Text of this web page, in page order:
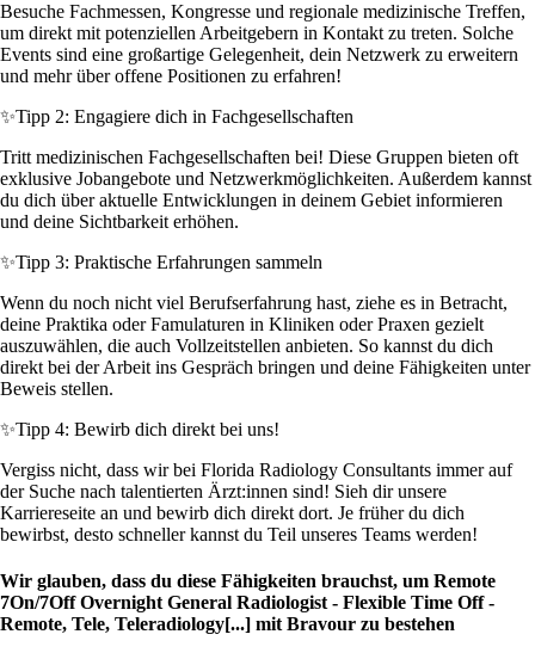
Besuche Fachmessen, Kongresse und regionale medizinische Treffen,
um direkt mit potenziellen Arbeitgebern in Kontakt zu treten. Solche
Events sind eine großartige Gelegenheit, dein Netzwerk zu erweitern
und mehr über offene Positionen zu erfahren!
✨Tipp 2: Engagiere dich in Fachgesellschaften
Tritt medizinischen Fachgesellschaften bei! Diese Gruppen bieten oft
exklusive Jobangebote und Netzwerkmöglichkeiten. Außerdem kannst
du dich über aktuelle Entwicklungen in deinem Gebiet informieren
und deine Sichtbarkeit erhöhen.
✨Tipp 3: Praktische Erfahrungen sammeln
Wenn du noch nicht viel Berufserfahrung hast, ziehe es in Betracht,
deine Praktika oder Famulaturen in Kliniken oder Praxen gezielt
auszuwählen, die auch Vollzeitstellen anbieten. So kannst du dich
direkt bei der Arbeit ins Gespräch bringen und deine Fähigkeiten unter
Beweis stellen.
✨Tipp 4: Bewirb dich direkt bei uns!
Vergiss nicht, dass wir bei Florida Radiology Consultants immer auf
der Suche nach talentierten Ärzt:innen sind! Sieh dir unsere
Karriereseite an und bewirb dich direkt dort. Je früher du dich
bewirbst, desto schneller kannst du Teil unseres Teams werden!
Wir glauben, dass du diese Fähigkeiten brauchst, um Remote
7On/7Off Overnight General Radiologist - Flexible Time Off -
Remote, Tele, Teleradiology[...] mit Bravour zu bestehen